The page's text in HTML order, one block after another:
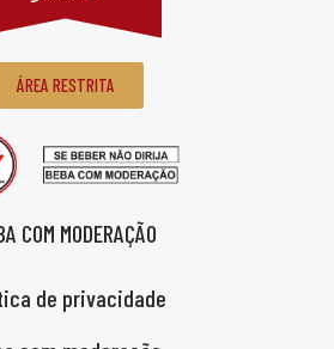
ÁREA RESTRITA
COM MODERAÇÃO
de privacidade